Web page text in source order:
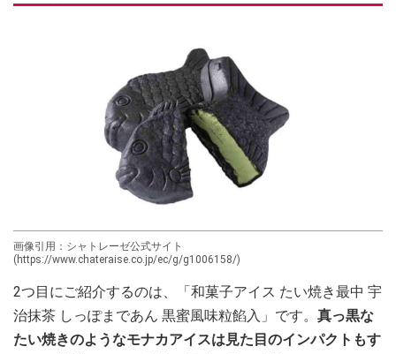
画像引用：シャトレーゼ公式サイト
(https://www.chateraise.co.jp/ec/g/g1006158/)
2つ目にご紹介するのは、「和菓子アイス たい焼き最中 宇
治抹茶 しっぽまであん 黒蜜風味粒餡入」です。 真っ黒な
たい焼きのようなモナカアイスは見た目のインパクトもす